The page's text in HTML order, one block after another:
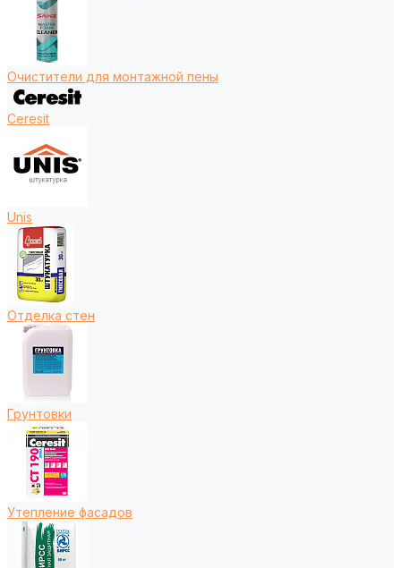
Очистители для монтажной пены
Ceresit
Unis
Отделка стен
Грунтовки
Утепление фасадов